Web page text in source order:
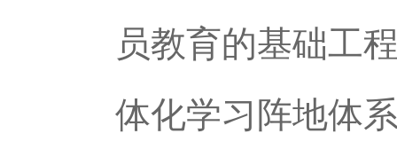
员教育的基础工
体化学习阵地体